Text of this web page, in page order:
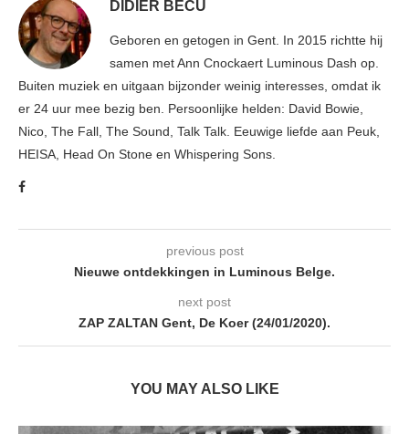
DIDIER BECU
Geboren en getogen in Gent. In 2015 richtte hij
samen met Ann Cnockaert Luminous Dash op.
Buiten muziek en uitgaan bijzonder weinig interesses, omdat ik
er 24 uur mee bezig ben. Persoonlijke helden: David Bowie,
Nico, The Fall, The Sound, Talk Talk. Eeuwige liefde aan Peuk,
HEISA, Head On Stone en Whispering Sons.
previous post
Nieuwe ontdekkingen in Luminous Belge.
next post
ZAP ZALTAN Gent, De Koer (24/01/2020).
YOU MAY ALSO LIKE